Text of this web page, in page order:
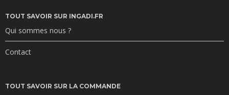
TOUT SAVOIR SUR INGADI.FR
Qui sommes nous ?
Contact
TOUT SAVOIR SUR LA COMMANDE